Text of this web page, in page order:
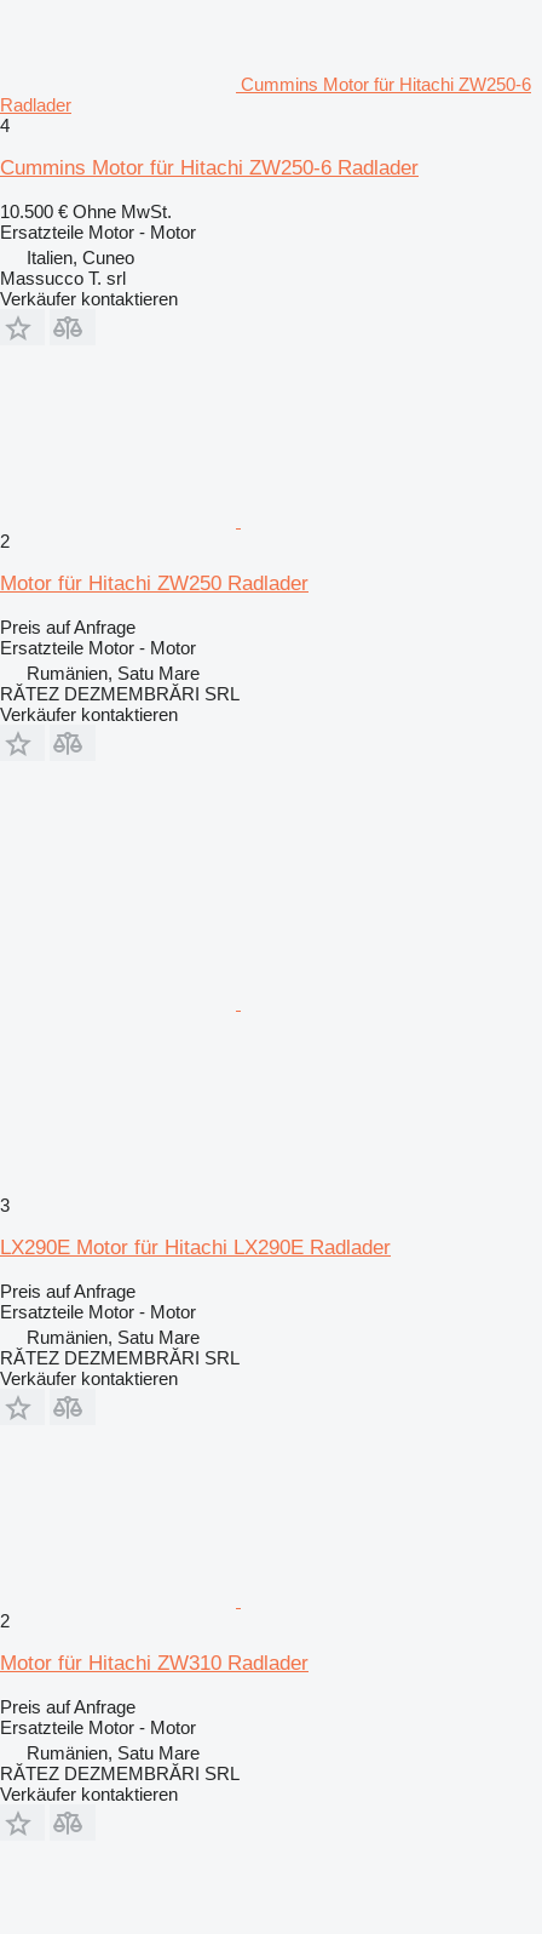
Cummins Motor für Hitachi ZW250-6
Radlader
4
Cummins Motor für Hitachi ZW250-6 Radlader
10.500 € Ohne MwSt.
Ersatzteile Motor - Motor
Italien, Cuneo
Massucco T. srl
Verkäufer kontaktieren
2
Motor für Hitachi ZW250 Radlader
Preis auf Anfrage
Ersatzteile Motor - Motor
Rumänien, Satu Mare
RĂTEZ DEZMEMBRĂRI SRL
Verkäufer kontaktieren
3
LX290E Motor für Hitachi LX290E Radlader
Preis auf Anfrage
Ersatzteile Motor - Motor
Rumänien, Satu Mare
RĂTEZ DEZMEMBRĂRI SRL
Verkäufer kontaktieren
2
Motor für Hitachi ZW310 Radlader
Preis auf Anfrage
Ersatzteile Motor - Motor
Rumänien, Satu Mare
RĂTEZ DEZMEMBRĂRI SRL
Verkäufer kontaktieren